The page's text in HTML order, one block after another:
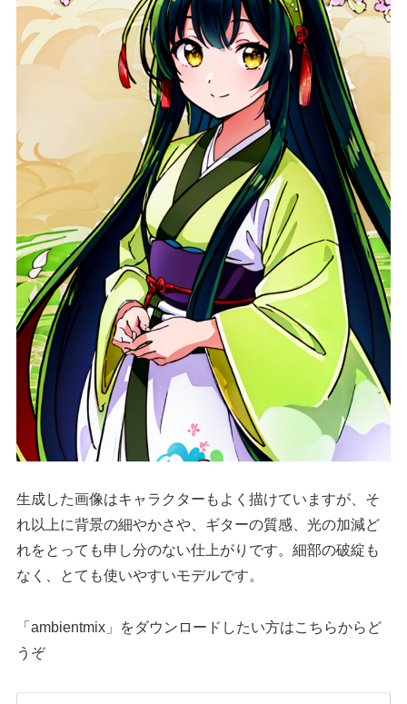
生成した画像はキャラクターもよく描けていますが、そ
れ以上に背景の細やかさや、ギターの質感、光の加減ど
れをとっても申し分のない仕上がりです。細部の破綻も
なく、とても使いやすいモデルです。
「ambientmix」をダウンロードしたい方はこちらからど
うぞ